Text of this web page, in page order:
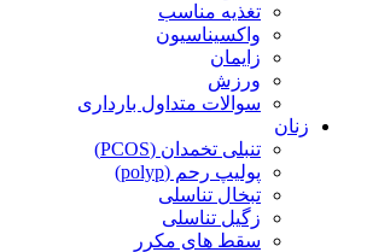
تغذیه مناسب
واکسیناسیون
زایمان
ورزش
سوالات متداول بارداری
زنان
تنبلی تخمدان (PCOS)
پولیپ رحم (polyp)
تبخال تناسلی
زگیل تناسلی
سقط های مکرر